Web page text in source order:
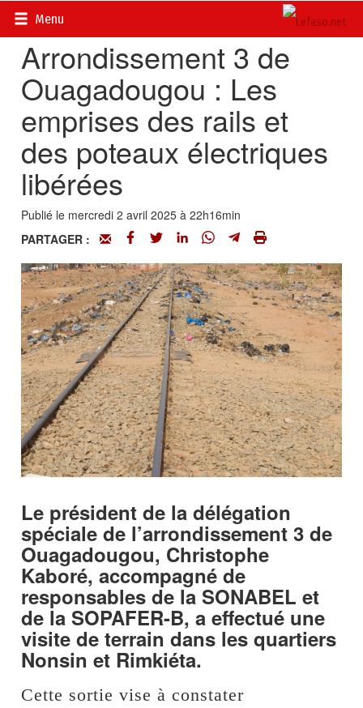
Menu
Accueil>
Arrondissement 3 de
Ouagadougou : Les
emprises des rails et
des poteaux électriques
libérées
Publié le mercredi 2 avril 2025 à 22h16min
PARTAGER :
Le président de la délégation
spéciale de l’arrondissement 3 de
Ouagadougou, Christophe
Kaboré, accompagné de
responsables de la SONABEL et
de la SOPAFER-B, a effectué une
visite de terrain dans les quartiers
Nonsin et Rimkiéta.
Cette sortie vise à constater